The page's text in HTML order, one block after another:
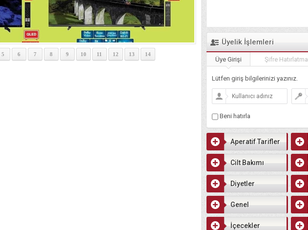
5 6 7 8 9 10 11 12 13 14
Üyelik İşlemleri
Üye Girişi Şifre Hatırlatma
Lütfen giriş bilgilerinizi yazınız.
Beni hatırla
Aperatif Tarifler
Cilt Bakımı
Diyetler
Genel
İçecekler